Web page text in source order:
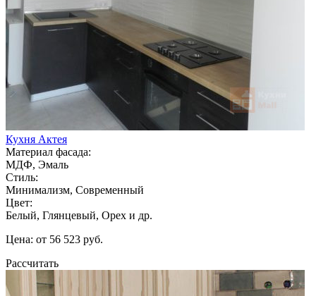
Кухня Актея
Материал фасада:
МДФ, Эмаль
Стиль:
Минимализм, Современный
Цвет:
Белый, Глянцевый, Орех и др.
Цена: от 56 523 руб.
Рассчитать